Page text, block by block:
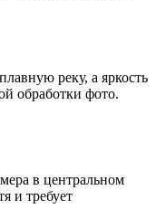
реку, а яркость
обработки фото.
в центральном
и требует